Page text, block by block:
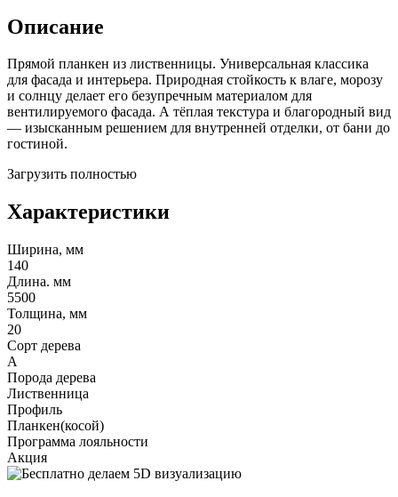
Описание
Прямой планкен из лиственницы. Универсальная классика
для фасада и интерьера. Природная стойкость к влаге, морозу
и солнцу делает его безупречным материалом для
вентилируемого фасада. А тёплая текстура и благородный вид
— изысканным решением для внутренней отделки, от бани до
гостиной.
Загрузить полностью
Характеристики
Ширина, мм
140
Длина. мм
5500
Толщина, мм
20
Сорт дерева
А
Порода дерева
Лиственница
Профиль
Планкен(косой)
Программа лояльности
Акция